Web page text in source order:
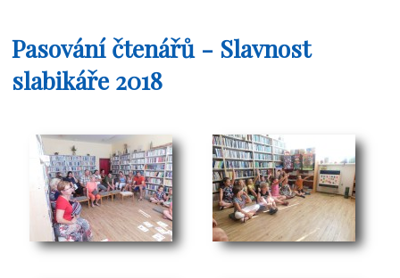
Pasování čtenářů - Slavnost
slabikáře 2018